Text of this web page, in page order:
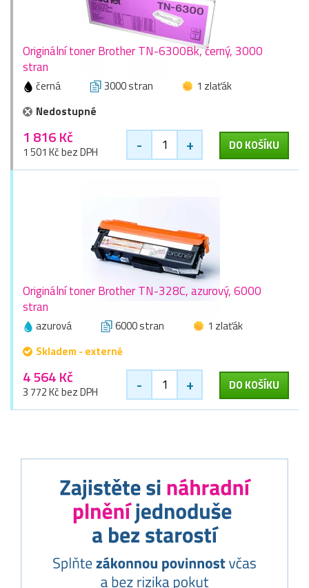
Originální toner Brother TN-6300Bk, černý, 3000
stran
černá 3000 stran
1 zlaťák
Nedostupné
1 816 Kč
1 501 Kč bez DPH - + DO KOŠÍKU
Originální toner Brother TN-328C, azurový, 6000
stran
azurová 6000 stran
1 zlaťák
Skladem - externě
4 564 Kč
3 772 Kč bez DPH - + DO KOŠÍKU